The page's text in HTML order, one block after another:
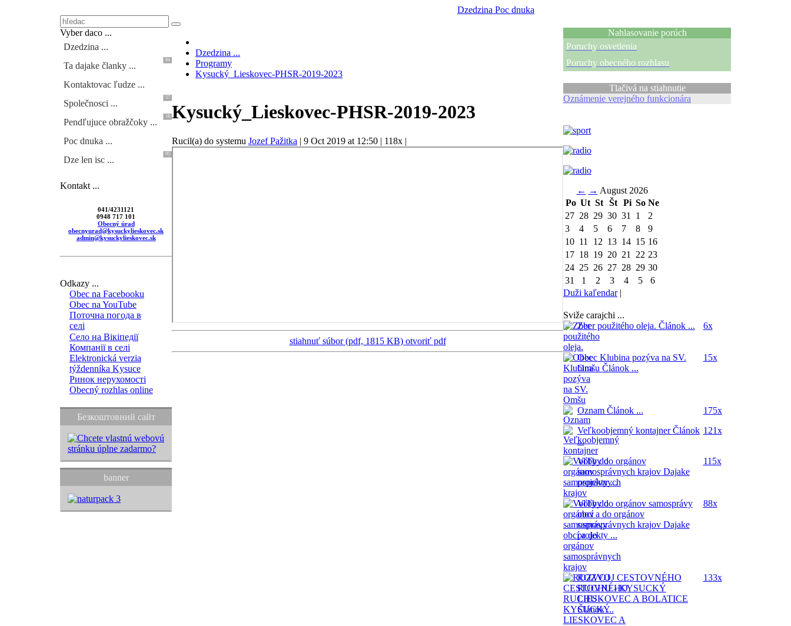
Dzedzina Poc dnuka
Vyber daco ...
Dzedzina ...
Ta dajake članky ...
84
Kontaktovac ľudze ...
Společnosci ...
57
Pendľujuce obražčoky ...
18
Poc dnuka ...
Dze len isc ...
95
Kontakt ...
041/4231121
0948 717 101
Obecný úrad
obecnyurad@kysuckylieskovec.sk
admin@kysuckylieskovec.sk
Odkazy ...
Obec na Facebooku
Obec na YouTube
Поточна погода в
селі
Село на Вікіпедії
Компанії в селі
Elektronická verzia
týždenníka Kysuce
Ринок нерухомості
Obecný rozhlas online
Безкоштовний сайт
banner
Dzedzina ...
Programy
Kysucký_Lieskovec-PHSR-2019-2023
Kysucký_Lieskovec-PHSR-2019-2023
Rucil(a) do systemu Jozef Pažitka | 9 Oct 2019 at 12:50 | 118x |
stiahnuť súbor (pdf, 1815 KB) otvoriť pdf
Nahlasovanie porúch
Poruchy osvetlenia
Poruchy obecného rozhlasu
Tlačivá na stiahnutie
Oznámenie verejného funkcionára
← → August 2026
Po Ut St Št Pi So Ne
27 28 29 30 31 1
2
3
4 5 6 7 8
9
10 11 12 13 14 15 16
17 18 19 20 21 22 23
24 25 26 27 28 29 30
31
1 2 3 4 5
6
Duži kaľendar|
Sviže carajchi ...
Zber použitého oleja. Článok ... 6x
Obec Klubina pozýva na SV.
Omšu Článok ...
15x
Oznam Článok ...
175x
Veľkoobjemný kontajnerČlánok
...
121x
Voľby do orgánov
samosprávnych krajov Dajake
projekty ...
115x
Voľby do orgánov samosprávy
obcí a do orgánov
samosprávnych krajov Dajake
projekty ...
88x
ROZVOJ CESTOVNÉHO
RUCHU - KYSUCKÝ
LIESKOVEC A BOLATICE
Článok ...
133x